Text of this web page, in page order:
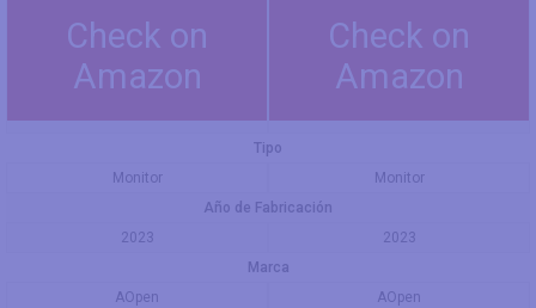
Check on
Amazon
Check on
Amazon
Tipo
Monitor
Monitor
Año de Fabricación
2023
2023
Marca
AOpen
AOpen